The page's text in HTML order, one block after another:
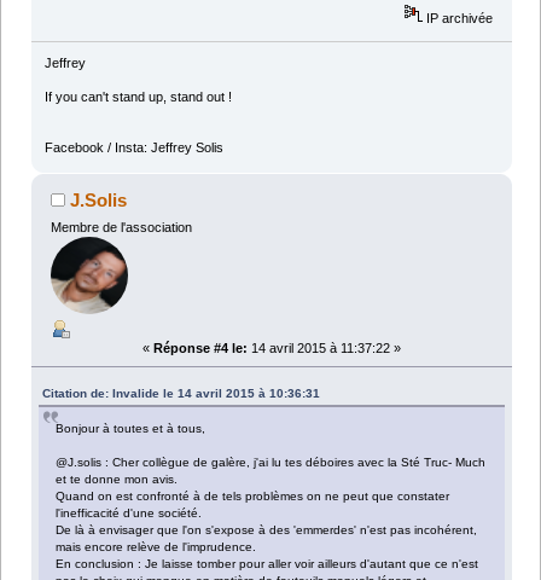
IP archivée
Jeffrey
If you can't stand up, stand out !
Facebook / Insta: Jeffrey Solis
J.Solis
Membre de l'association
« Réponse #4 le: 14 avril 2015 à 11:37:22 »
Citation de: Invalide le 14 avril 2015 à 10:36:31
Bonjour à toutes et à tous,
@J.solis : Cher collègue de galère, j'ai lu tes déboires avec la Sté Truc- Much
et te donne mon avis.
Quand on est confronté à de tels problèmes on ne peut que constater
l'inefficacité d'une société.
De là à envisager que l'on s'expose à des 'emmerdes' n'est pas incohérent,
mais encore relève de l'imprudence.
En conclusion : Je laisse tomber pour aller voir ailleurs d'autant que ce n'est